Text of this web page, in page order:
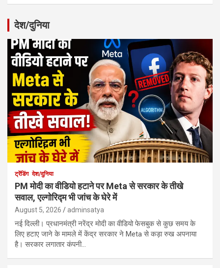
देश/दुनिया
ट्रेंडिंग देश/दुनिया
PM मोदी का वीडियो हटाने पर Meta से सरकार के तीखे
सवाल, एल्गोरिद्म भी जांच के घेरे में
August 5, 2026 adminsatya
नई दिल्ली। प्रधानमंत्री नरेंद्र मोदी का वीडियो फेसबुक से कुछ समय के
लिए हटाए जाने के मामले में केंद्र सरकार ने Meta से कड़ा रुख अपनाया
है। सरकार लगातार कंपनी…